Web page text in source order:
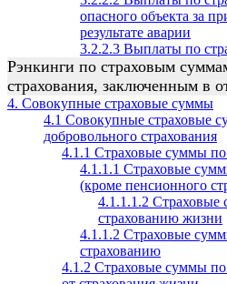
опасного объекта за
результате аварии
3.2.2.3 Выплаты по
Рэнкинги по страховым
страхования, заключенным в
4. Совокупные страховые суммы
4.1 Совокупные страховые
добровольного страхования
4.1.1 Страховые суммы
4.1.1.1 Страховые
(кроме пенсионного
4.1.1.1.2
страхованию жизни
4.1.1.2 Страховые
страхованию
4.1.2 Страховые суммы